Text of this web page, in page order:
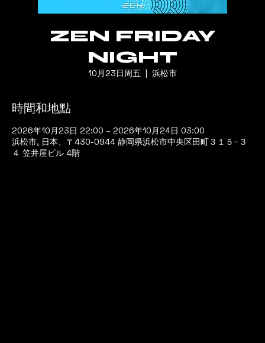
ZEN FRIDAY
NIGHT
10月23日周五
  |
浜松市
時間和地點
2026年10月23日 22:00 – 2026年10月24日 03:00
浜松市, 日本、〒430-0944 静岡県浜松市中央区田町３１５−３
４ 笠井屋ビル 4階